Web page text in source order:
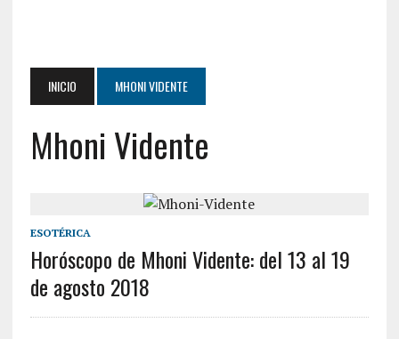
INICIO MHONI VIDENTE
Mhoni Vidente
ESOTÉRICA
Horóscopo de Mhoni Vidente: del 13 al 19
de agosto 2018